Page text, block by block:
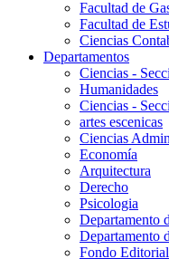
Facultad de
Facultad de
Ciencias
Departamentos
Ciencias -
Humanidades
Ciencias -
artes escenicas
Ciencias
Economía
Arquitectura
Derecho
Psicologia
Departamento
Departamento
Fondo Editorial